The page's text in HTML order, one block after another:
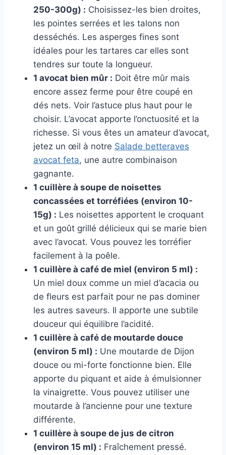
250-300g) : Choisissez-les bien droites,
les pointes serrées et les talons non
desséchés. Les asperges fines sont
idéales pour les tartares car elles sont
tendres sur toute la longueur.
1 avocat bien mûr : Doit être mûr mais
encore assez ferme pour être coupé en
dés nets. Voir l’astuce plus haut pour le
choisir. L’avocat apporte l’onctuosité et la
richesse. Si vous êtes un amateur d’avocat,
jetez un œil à notre Salade betteraves
avocat feta, une autre combinaison
gagnante.
1 cuillère à soupe de noisettes
concassées et torréfiées (environ 10-
15g) : Les noisettes apportent le croquant
et un goût grillé délicieux qui se marie bien
avec l’avocat. Vous pouvez les torréfier
facilement à la poêle.
1 cuillère à café de miel (environ 5 ml) :
Un miel doux comme un miel d’acacia ou
de fleurs est parfait pour ne pas dominer
les autres saveurs. Il apporte une subtile
douceur qui équilibre l’acidité.
1 cuillère à café de moutarde douce
(environ 5 ml) : Une moutarde de Dijon
douce ou mi-forte fonctionne bien. Elle
apporte du piquant et aide à émulsionner
la vinaigrette. Vous pouvez utiliser une
moutarde à l’ancienne pour une texture
différente.
1 cuillère à soupe de jus de citron
(environ 15 ml) : Fraîchement pressé.